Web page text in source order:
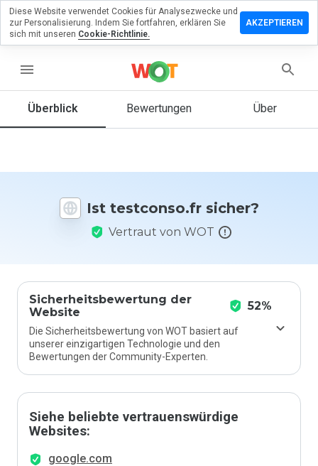
menu
Überblick Bewertungen Über
Ist testconso.fr sicher?
Vertraut von WOT
Sicherheitsbewertung der
Website
52%
Die Sicherheitsbewertung von WOT basiert auf
unserer einzigartigen Technologie und den
Bewertungen der Community-Experten.
Siehe beliebte vertrauenswürdige
Websites:
google.com
eine
würden
Skala von
Diese Website verwendet Cookies für Analysezwecke und
zur Personalisierung. Indem Sie fortfahren, erklären Sie
sich mit unseren Cookie-Richtlinie.
AKZEPTIEREN